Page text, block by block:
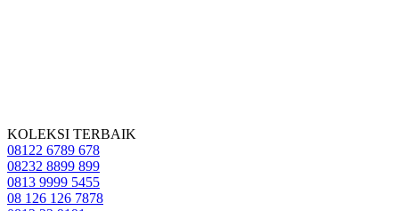
KOLEKSI TERBAIK
08122 6789 678
08232 8899 899
0813 9999 5455
08 126 126 7878